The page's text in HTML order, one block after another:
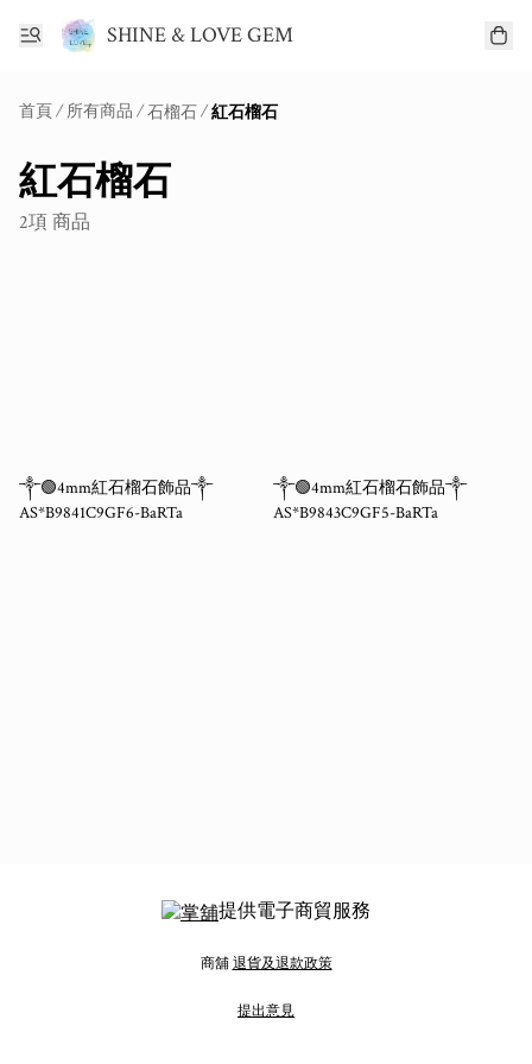
SHINE & LOVE GEM
首頁/所有商品 /石榴石/紅石榴石
紅石榴石
2項 商品
༒🟢4mm紅石榴石飾品༒
AS*B9841C9GF6-BaRTa
༒🟢4mm紅石榴石飾品༒
AS*B9843C9GF5-BaRTa
提供電子商貿服務
商舖 退貨及退款政策
提出意見